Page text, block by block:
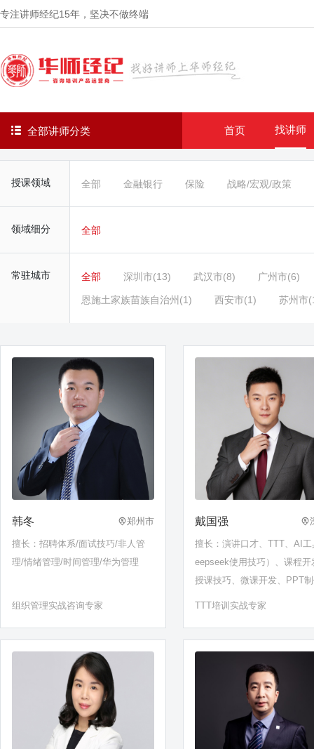
专注讲师经纪15年 ，坚决不做终端
全部讲师分类 首页 找讲师
授课领域 全部 金融银行 保险 战略/宏观/政策
领域细分 全部
常驻城市 全部 深圳市(13) 武汉市(8) 广州市(6)
恩施土家族苗族自治州(1) 西安市(1) 苏州市
韩冬 郑州市
擅长：招聘体系/面试技巧/非人管
理/情绪管理/时间管理/华为管理
组织管理实战咨询专家
戴国强
擅长：演讲口才、TTT、AI工
eepseek使用技巧）、课程开
授课技巧、微课开发、PPT
TTT培训实战专家